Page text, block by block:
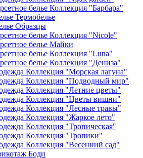
белье Коллекция "Барбара"
Термобелье
Образцы
белье Коллекция "Nicole"
белье Майки
белье Коллекция "Luna"
белье Коллекция "Дениза"
Коллекция "Морская лагуна"
Коллекция "Подводный мир"
Коллекция "Летние цветы"
Коллекция "Цветы вишни"
Коллекция "Лесные травы"
Коллекция "Жаркое лето"
Коллекция "Тропическая"
Коллекция "Тропики"
Коллекция "Весенний сад"
Боди